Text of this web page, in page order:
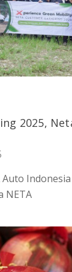
2025,
Auto
NETA